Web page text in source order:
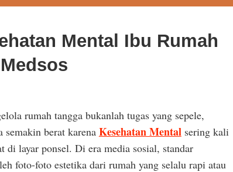
Mental Ibu Rumah
rumah tangga bukanlah tugas yang sepele,
semakin berat karena Kesehatan Mental sering kali
di layar ponsel. Di era media sosial, standar
foto-foto estetika dari rumah yang selalu rapi atau